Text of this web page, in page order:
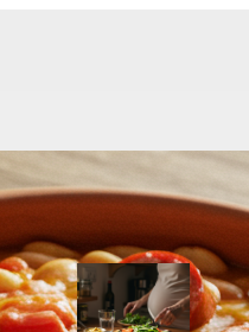
Najnowsze wpisy